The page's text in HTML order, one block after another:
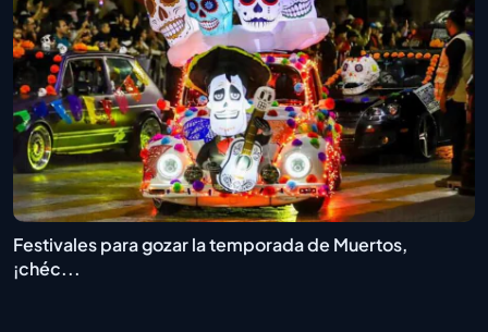
Festivales para gozar la temporada de Muertos,
¡chéc...